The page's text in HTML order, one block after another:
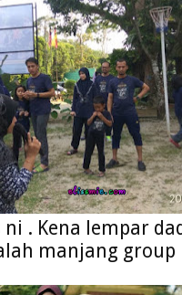
. Kena lempar
manjang